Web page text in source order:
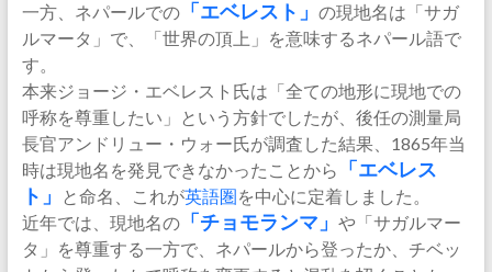
一方、ネパールでの「エベレスト」 の現地名は「サガ
ルマータ」で、「世界の頂上」を意味するネパール語で
す。
本来ジョージ・エベレスト氏は「全ての地形に現地での
呼称を尊重したい」という方針でしたが、後任の測量局
長官アンドリュー・ウォー氏が調査した結果、1865年当
時は現地名を発見できなかったことから
「エベレス
ト」
と命名、これが英語圏を中心に定着しました。
近年では、現地名の「チョモランマ」 や「サガルマー
タ」を尊重する一方で、ネパールから登ったか、チベッ